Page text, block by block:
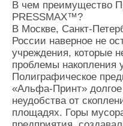
Видео
Лизинг
Новости
Мировые
О нас
В чем преимущество
PRESSMAX™?
В Москве, Санкт-
России наверное не
учреждения, которые
проблемы накопления
Полиграфическое
«Альфа-Принт»
неудобства от
площадях. Горы